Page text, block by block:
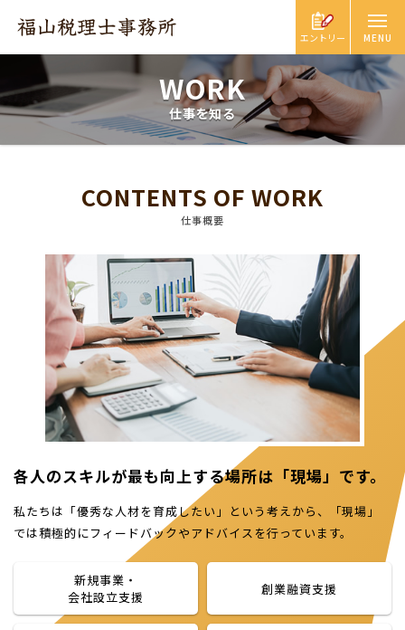
エントリー
WORK
仕事を知る
CONTENTS OF WORK
仕事概要
各人のスキルが最も向上する場所は「現場」です。
私たちは「優秀な人材を育成したい」という考えから、「現場」
では積極的にフィードバックやアドバイスを行っています。
新規事業・
会社設立支援
創業融資支援